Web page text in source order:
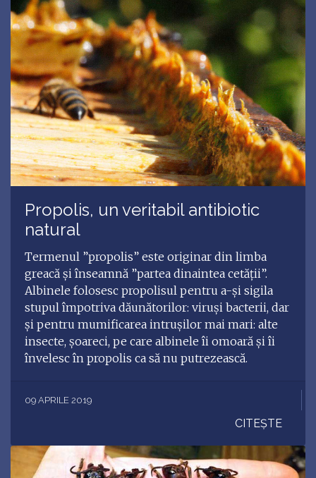
Propolis, un veritabil antibiotic
natural
Termenul ”propolis” este originar din limba
greacă şi înseamnă ”partea dinaintea cetăţii”.
Albinele folosesc propolisul pentru a-şi sigila
stupul împotriva dăunătorilor: viruşi bacterii, dar
şi pentru mumificarea intruşilor mai mari: alte
insecte, şoareci, pe care albinele îi omoară şi îi
învelesc în propolis ca să nu putrezească.
09 APRILE 2019
CITEȘTE